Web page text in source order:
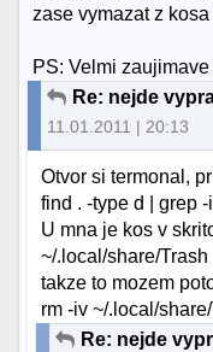
zase vymazat z
PS: Velmi
Re: nejde
11.01.2011 | 20:13
Otvor si termonal,
find . -type d | grep -
U mna je kos v
~/.local/share/Trash
takze to mozem
rm -iv ~/.local/
Re: nejde